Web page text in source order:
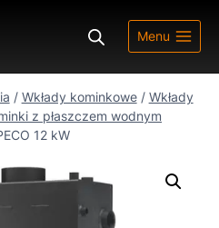
Menu
/ Wkłady kominkowe / Wkłady
z płaszczem wodnym
12 kW